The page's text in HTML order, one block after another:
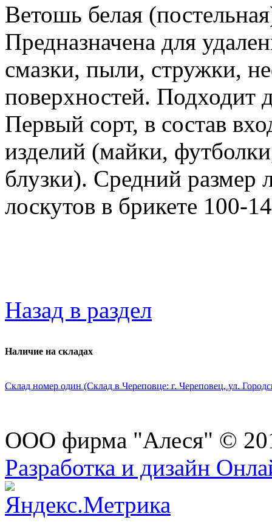
Ветошь белая
Предназначена для
смазки, пыли, стружки,
поверхностей. Подходит
Первый сорт, в состав
изделий (майки,
блузки). Средний размер
лоскутов в брикете 100-
Назад в раздел
Наличие на складах
Склад номер один (Склад в Череповце: г. Череповец, ул.
ООО фирма "Алеся" ©
Разработка и дизайн